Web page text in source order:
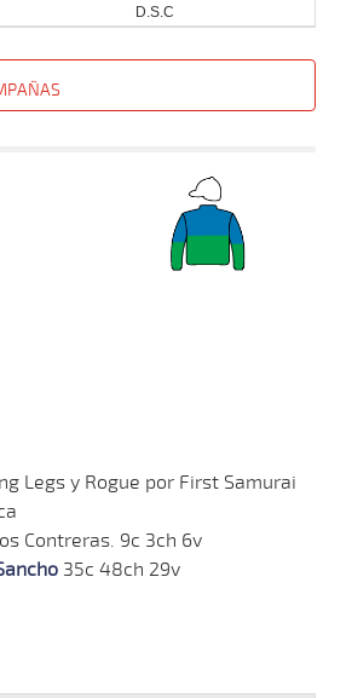
D.S.C
14,8
Legs y Rogue por First Samurai
Contreras. 9c 3ch 6v
35c 48ch 29v